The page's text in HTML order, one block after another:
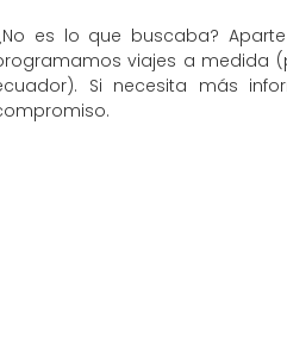
es lo que buscaba?
viajes a medida
Si necesita más